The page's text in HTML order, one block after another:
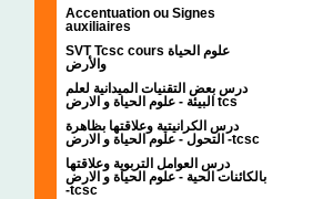
Accentuation ou Signes
auxiliaires
SVT Tcsc cours علوم الحياة
والأرض
درس بعض التقنيات الميدانية لعلم
البيئة - علوم الحياة و الارض tcs
درس الكرانيتية وعلاقتها بظاهرة
التحول - علوم الحياة و الارض -tcsc
درس العوامل التربوية وعلاقتها
بالكائنات الحية - علوم الحياة و الارض
-tcsc